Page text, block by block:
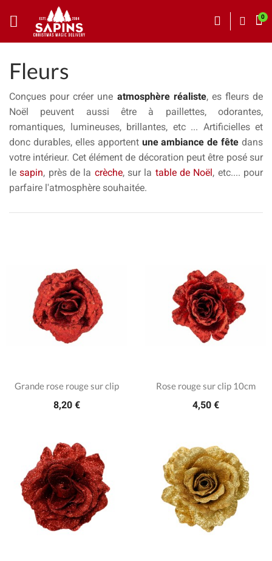
Fleurs
Conçues pour créer une atmosphère réaliste, es fleurs de
Noël peuvent aussi être à paillettes, odorantes,
romantiques, lumineuses, brillantes, etc ... Artificielles et
donc durables, elles apportent une ambiance de fête dans
votre intérieur. Cet élément de décoration peut être posé sur
lesapin, près de la crèche, sur la table de Noël, etc.... pour
parfaire l'atmosphère souhaitée.
Grande rose rouge sur clip
8,20 €
Rose rouge sur clip 10cm
4,50 €